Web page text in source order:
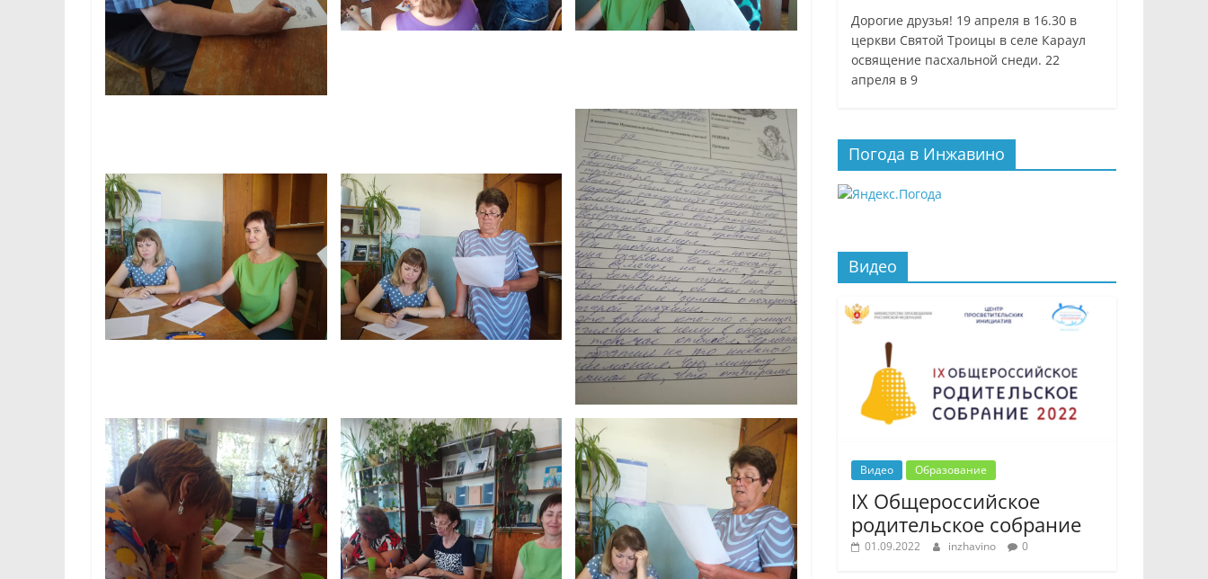
Дорогие друзья! 19 апреля в 16.30 в
церкви Святой Троицы в селе Караул
освящение пасхальной снеди. 22
апреля в 9
Погода в Инжавино
Видео
Видео Образование
IX Общероссийское
родительское собрание
01.09.2022 inzhavino 0